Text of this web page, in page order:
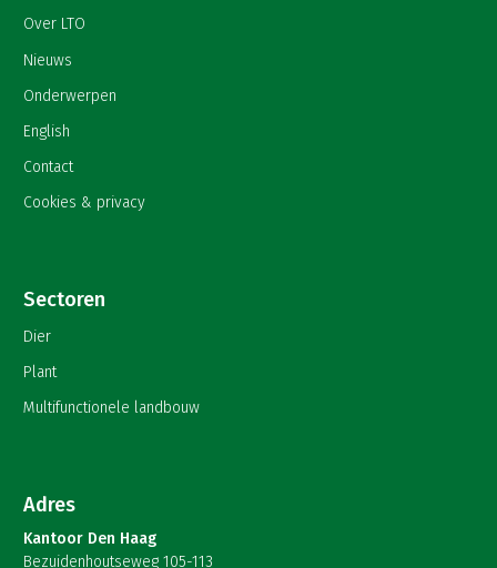
Over LTO
Nieuws
Onderwerpen
English
Contact
Cookies & privacy
Sectoren
Dier
Plant
Multifunctionele landbouw
Adres
Kantoor Den Haag
Bezuidenhoutseweg 105-113